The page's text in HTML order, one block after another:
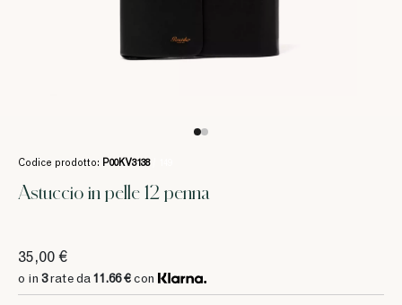
Codice prodotto: P00KV3138
Astuccio in pelle 12 penna
35,00 €
o in 3rate da 11.66 € con